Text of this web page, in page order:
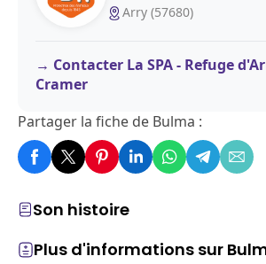
Son histoire
Plus d'informations sur
Arry (57680)
Contacter La SPA - Refuge
Cramer
Partager la fiche de Bulma :